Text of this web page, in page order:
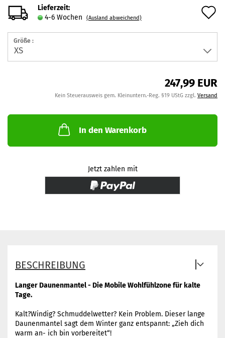
Lieferzeit:
4-6 Wochen
(Ausland abweichend)
Größe :
247,99 EUR
Kein Steuerausweis gem. Kleinuntern.-Reg. §19 UStG zzgl. Versand
In den Warenkorb
Jetzt zahlen mit
BESCHREIBUNG
Langer Daunenmantel - Die Mobile Wohlfühlzone für kalte
Tage.
Kalt?Windig? Schmuddelwetter? Kein Problem. Dieser lange
Daunenmantel sagt dem Winter ganz entspannt: „Zieh dich
warm an- ich bin vorbereitet“!